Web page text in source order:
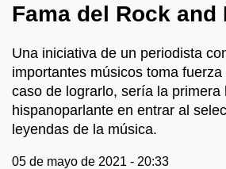
Fama del Rock and
Una iniciativa de un periodista
importantes músicos toma
caso de lograrlo, sería la primera
hispanoparlante en entrar al
leyendas de la música.
05 de mayo de 2021 - 20:33